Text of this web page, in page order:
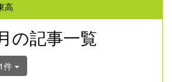
高
の記事一覧
1件